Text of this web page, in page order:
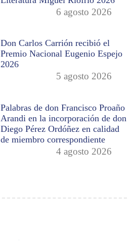
6 agosto 2026
Don Carlos Carrión recibió el
Premio Nacional Eugenio Espejo
2026
5 agosto 2026
Palabras de don Francisco Proaño
Arandi en la incorporación de don
Diego Pérez Ordóñez en calidad
de miembro correspondiente
4 agosto 2026